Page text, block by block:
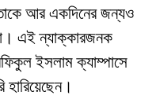
আর একদিনের জন্যও
এই ন্যাক্কারজনক
ইসলাম ক্যাম্পাসে